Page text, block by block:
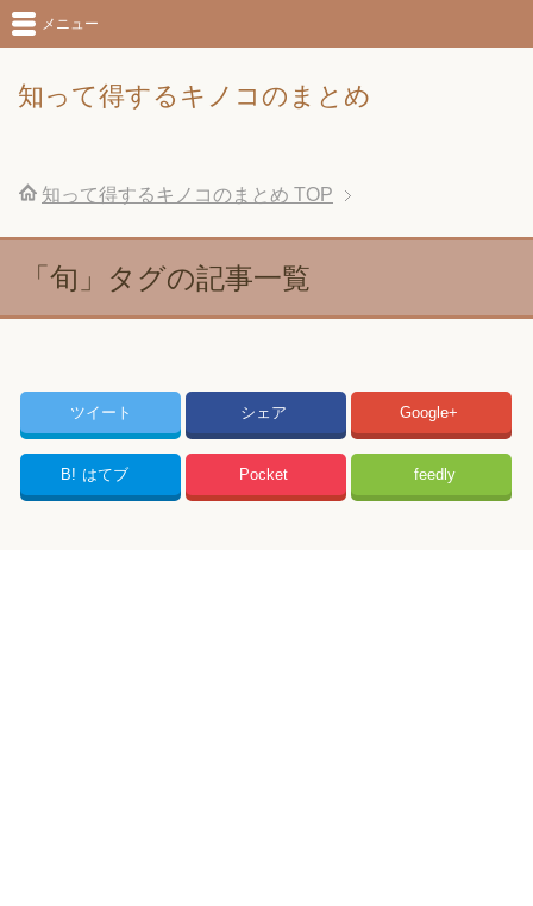
知って得するキノコのまとめ
メニュー
知って得するキノコのまとめ TOP
「旬」タグの記事一覧
ツイート シェア Google+
B! はてブ Pocket feedly